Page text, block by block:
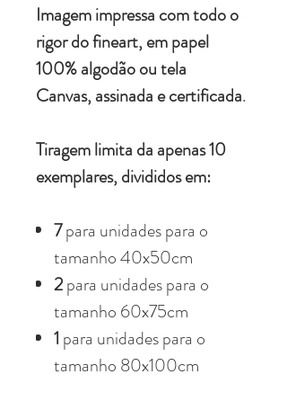
Imagem impressa com todo o
rigor do fineart, em papel
100% algodão ou tela
Canvas, assinada e certificada.
Tiragem limita da apenas 10
exemplares, divididos em:
7para unidades para o
tamanho 40x50cm
2para unidades para o
tamanho 60x75cm
1 para unidades para o
tamanho 80x100cm